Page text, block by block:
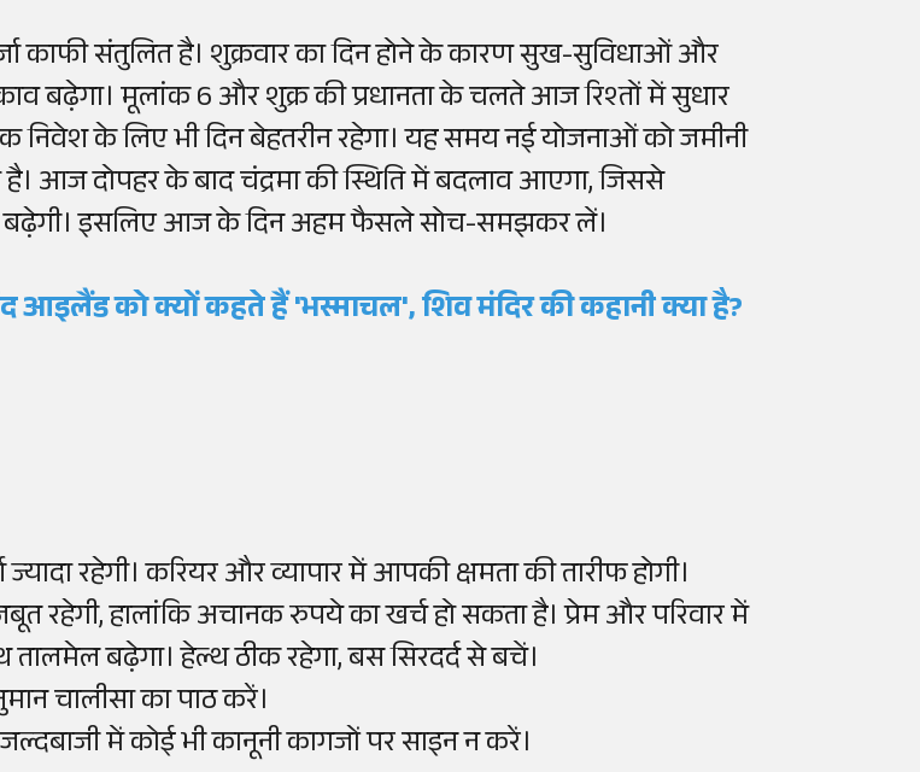
काफी संतुलित है। शुक्रवार का दिन होने के कारण सुख-सुविधाओं और
बढ़ेगा। मूलांक 6 और शुक्र की प्रधानता के चलते आज रिश्तों में सुधार
के लिए भी दिन बेहतरीन रहेगा। यह समय नई योजनाओं को जमीनी
है। आज दोपहर के बाद चंद्रमा की स्थिति में बदलाव आएगा, जिससे
इसलिए आज के दिन अहम फैसले सोच-समझकर लें।
आइलैंड को क्यों कहते हैं 'भस्माचल', शिव मंदिर की कहानी क्या है?
रहेगी। करियर और व्यापार में आपकी क्षमता की तारीफ होगी।
रहेगी, हालांकि अचानक रुपये का खर्च हो सकता है। प्रेम और परिवार में
बढ़ेगा। हेल्थ ठीक रहेगा, बस सिरदर्द से बचें।
चालीसा का पाठ करें।
में कोई भी कानूनी कागजों पर साइन न करें।